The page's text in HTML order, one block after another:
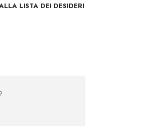
LISTA DEI DESIDERI